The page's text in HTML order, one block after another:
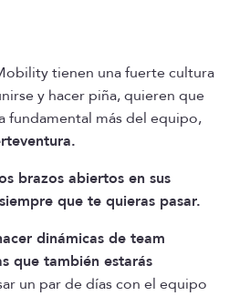
tienen una fuerte cultura
y hacer piña, quieren que
fundamental más del equipo,
brazos abiertos en sus
siempre que te quieras pasar.
dinámicas de team
que también estarás
un par de días con el equipo